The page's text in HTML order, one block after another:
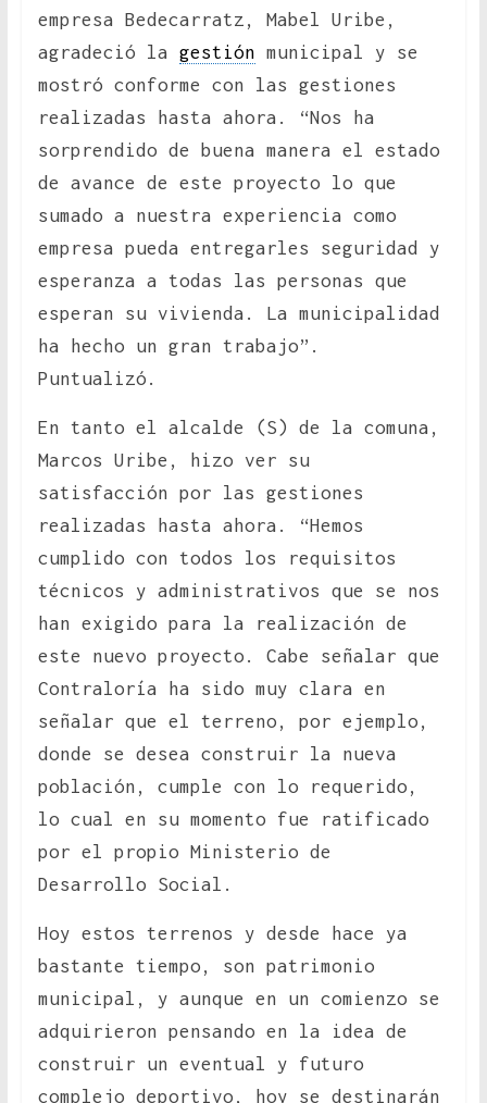
empresa Bedecarratz, Mabel Uribe,
agradeció la gestión municipal y se
mostró conforme con las gestiones
realizadas hasta ahora. “Nos ha
sorprendido de buena manera el estado
de avance de este proyecto lo que
sumado a nuestra experiencia como
empresa pueda entregarles seguridad y
esperanza a todas las personas que
esperan su vivienda. La municipalidad
ha hecho un gran trabajo”.
Puntualizó.
En tanto el alcalde (S) de la comuna,
Marcos Uribe, hizo ver su
satisfacción por las gestiones
realizadas hasta ahora. “Hemos
cumplido con todos los requisitos
técnicos y administrativos que se nos
han exigido para la realización de
este nuevo proyecto. Cabe señalar que
Contraloría ha sido muy clara en
señalar que el terreno, por ejemplo,
donde se desea construir la nueva
población, cumple con lo requerido,
lo cual en su momento fue ratificado
por el propio Ministerio de
Desarrollo Social.
Hoy estos terrenos y desde hace ya
bastante tiempo, son patrimonio
municipal, y aunque en un comienzo se
adquirieron pensando en la idea de
construir un eventual y futuro
complejo deportivo, hoy se destinarán